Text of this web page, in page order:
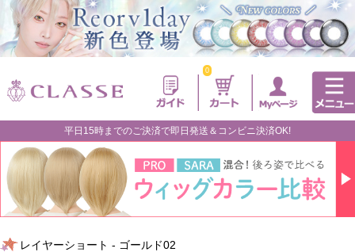
0
平日15時までのご決済で即日発送＆コンビニ決済OK!
レイヤーショート - ゴールド02